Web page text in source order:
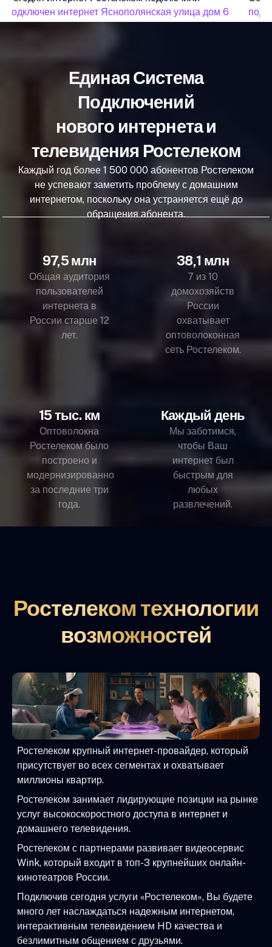
подключен интернет Яснополянская улица дом 6
Единая Система
Подключений
нового интернета и
телевидения Ростелеком
Каждый год более 1 500 000 абонентов Ростелеком
не успевают заметить проблему с домашним
интернетом, поскольку она устраняется ещё до
обращения абонента.
97,5 млн
Общая аудитория
пользователей
интернета в
России старше 12
лет.
38,1 млн
7 из 10
домохозяйств
России
охватывает
оптоволоконная
сеть Ростелеком.
15 тыс. км
Оптоволокна
Ростелеком было
построено и
модернизированно
за последние три
года.
Каждый день
Мы заботимся,
чтобы Ваш
интернет был
быстрым для
любых
развлечений.
Ростелеком технологии
возможностей
Ростелеком крупный интернет-провайдер, который
присутствует во всех сегментах и охватывает
миллионы квартир.
Ростелеком занимает лидирующие позиции на рынке
услуг высокоскоростного доступа в интернет и
домашнего телевидения.
Ростелеком с партнерами развивает видеосервис
Wink, который входит в топ-3 крупнейших онлайн-
кинотеатров России.
Подключив сегодня услуги «Ростелеком», Вы будете
много лет наслаждаться надежным интернетом,
интерактивным телевидением HD качества и
безлимитным общением с друзьями.